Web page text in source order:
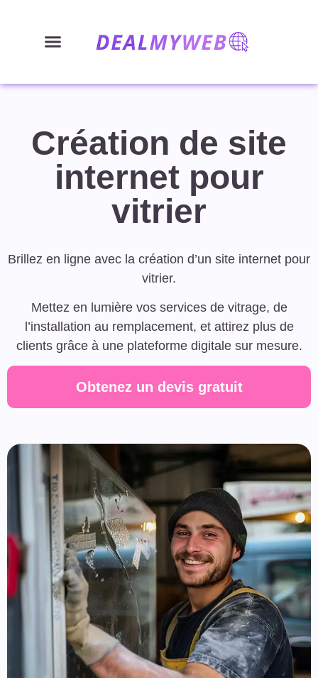
Création de site
internet pour
vitrier
Brillez en ligne avec la création d’un site internet pour
vitrier.
Mettez en lumière vos services de vitrage, de
l’installation au remplacement, et attirez plus de
clients grâce à une plateforme digitale sur mesure.
Obtenez un devis gratuit